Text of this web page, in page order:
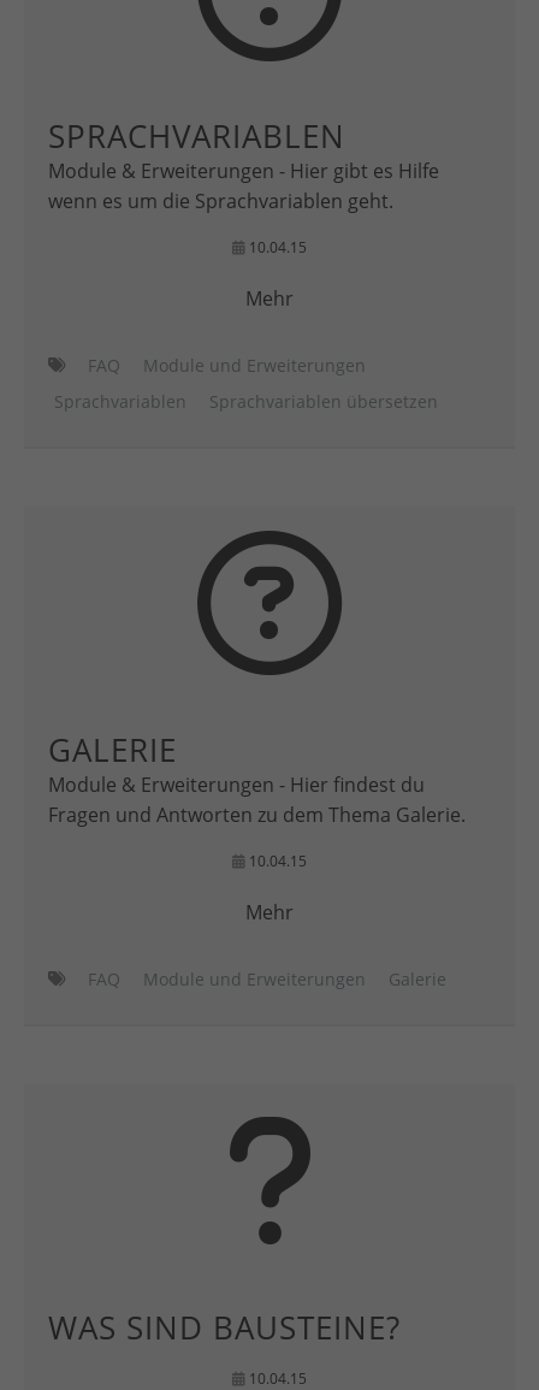
SPRACHVARIABLEN
Module & Erweiterungen - Hier gibt es Hilfe
wenn es um die Sprachvariablen geht.
10.04.15
Mehr
FAQ
Module und Erweiterungen
Sprachvariablen
Sprachvariablen übersetzen
GALERIE
Module & Erweiterungen - Hier findest du
Fragen und Antworten zu dem Thema Galerie.
10.04.15
Mehr
FAQ Module und Erweiterungen Galerie
WAS SIND BAUSTEINE?
10.04.15